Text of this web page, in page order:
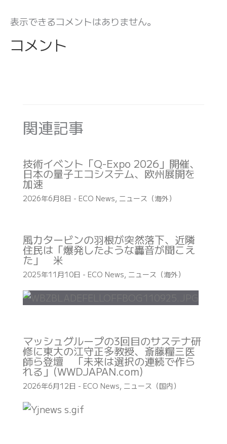
表示できるコメントはありません。
コメント
関連記事
技術イベント「Q-Expo 2026」開催、
日本の量子エコシステム、欧州展開を
加速
2026年6月8日 - ECO News, ニュース（海外）
風力タービンの羽根が突然落下、近隣
住民は「爆発したような轟音が聞こえ
た」 米
2025年11月10日 - ECO News, ニュース（海外）
マッシュグループの3回目のサステナ研
修に東大の江守正多教授、斎藤糧三医
師ら登壇 「未来は選択の連続で作ら
れる」(WWDJAPAN.com)
2026年6月12日 - ECO News, ニュース（国内）